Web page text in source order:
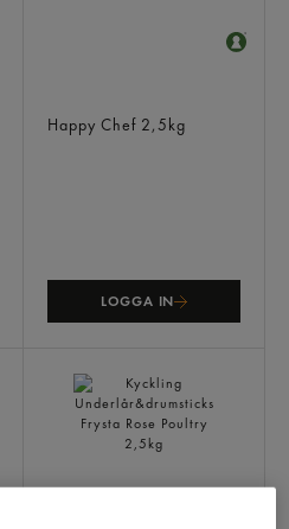
Happy Chef 2,5kg
LOGGA IN